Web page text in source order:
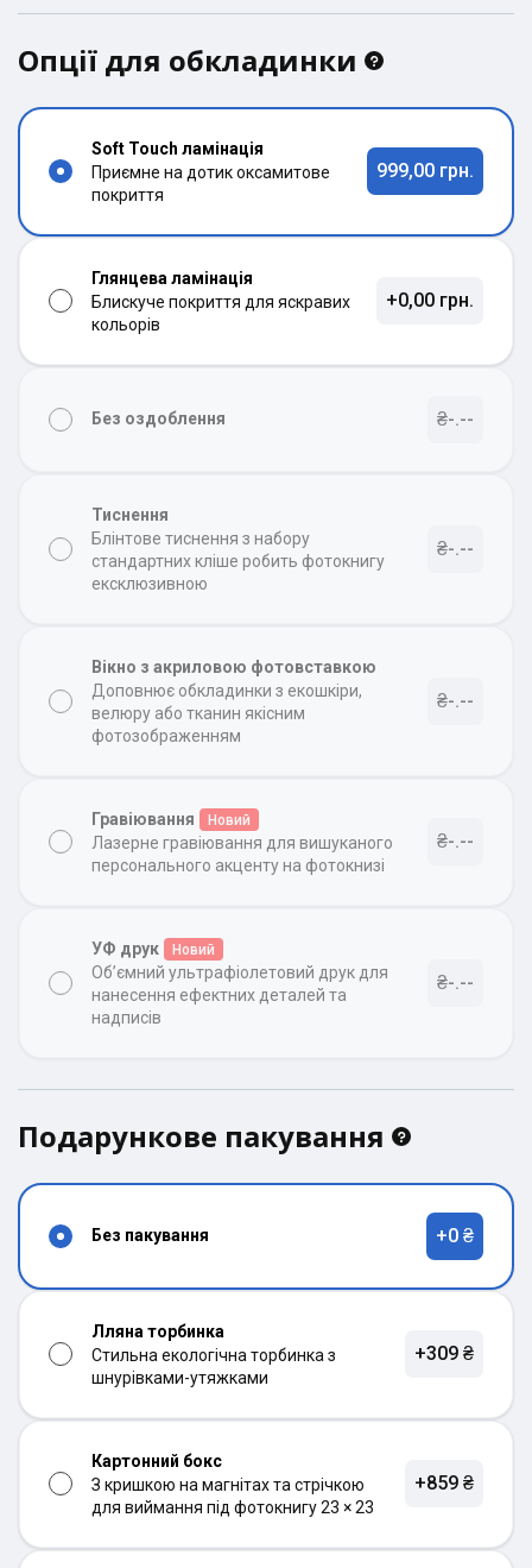
Опції для обкладинки
Soft Touch ламінація
Приємне на дотик оксамитове
покриття
999,00 грн.
Глянцева ламінація
Блискуче покриття для яскравих
кольорів
+0,00 грн.
Без оздоблення ₴-.--
Тиснення
Блінтове тиснення з набору
стандартних кліше робить фотокнигу
ексклюзивною
₴-.--
Вікно з акриловою фотовставкою
Доповнює обкладинки з екошкіри,
велюру або тканин якісним
фотозображенням
₴-.--
Гравіювання Новий
Лазерне гравіювання для вишуканого
персонального акценту на фотокнизі
₴-.--
УФ друк Новий
Об’ємний ультрафіолетовий друк для
нанесення ефектних деталей та
надписів
₴-.--
Подарункове пакування
Без пакування +0 ₴
Лляна торбинка
Стильна екологічна торбинка з
шнурівками-утяжками
+309 ₴
Картонний бокс
З кришкою на магнітах та стрічкою
для виймання під фотокнигу 23 × 23
+859 ₴